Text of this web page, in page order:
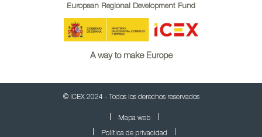
European Regional Development Fund
A way to make Europe
© ICEX 2024 - Todos los derechos reservados
Mapa web
Política de privacidad